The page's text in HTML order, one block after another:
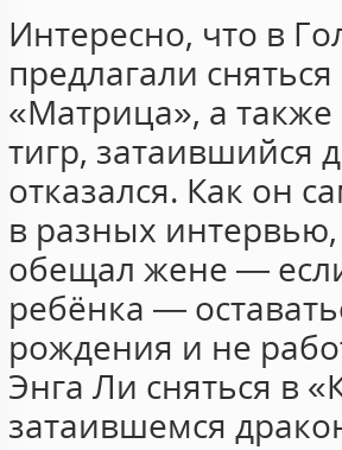
Интересно, что в
предлагали
«Матрица», а
тигр, затаившийся
отказался. Как он
в разных интервью,
обещал жене —
ребёнка —
рождения и не
Энга Ли сняться в
затаившемся